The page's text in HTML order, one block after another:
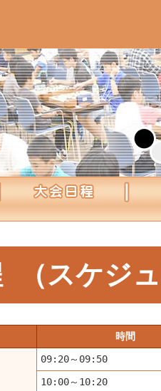
（スケジ
時間
09:20～09:50
10:00～10:20